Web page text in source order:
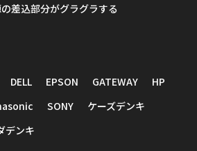
差込部分がグラグラする
DELL EPSON GATEWAY
HP
SONY
ケーズデンキ
デンキ